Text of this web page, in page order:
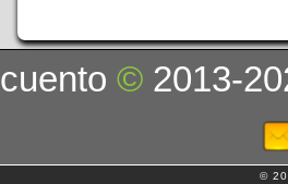
cuento© 2013-
©